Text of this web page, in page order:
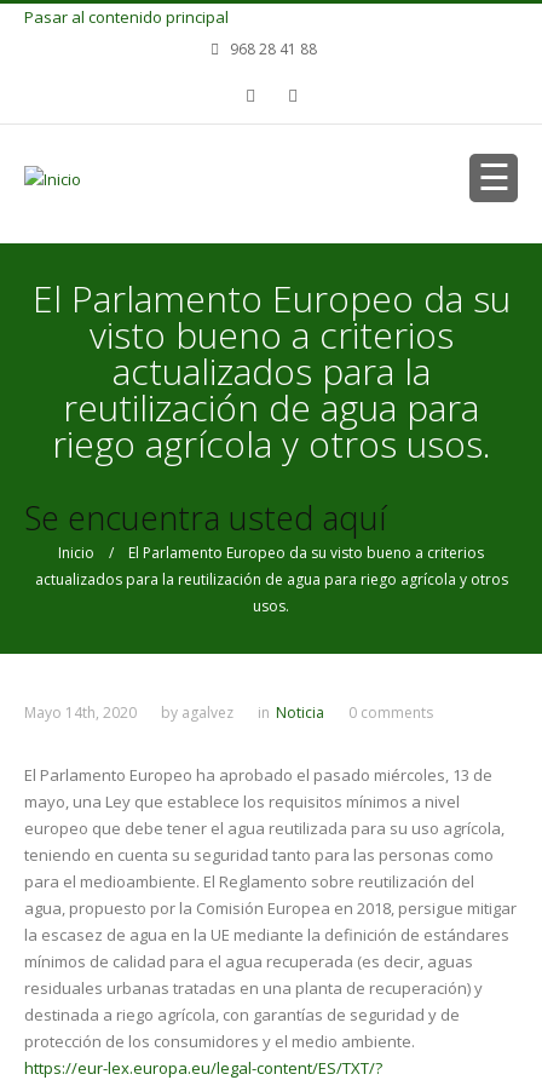
Pasar al contenido principal
968 28 41 88
El Parlamento Europeo da su
visto bueno a criterios
actualizados para la
reutilización de agua para
riego agrícola y otros usos.
Se encuentra usted aquí
Inicio / El Parlamento Europeo da su visto bueno a criterios
actualizados para la reutilización de agua para riego agrícola y otros
usos.
Mayo 14th, 2020 by agalvez in Noticia 0 comments
El Parlamento Europeo ha aprobado el pasado miércoles, 13 de
mayo, una Ley que establece los requisitos mínimos a nivel
europeo que debe tener el agua reutilizada para su uso agrícola,
teniendo en cuenta su seguridad tanto para las personas como
para el medioambiente. El Reglamento sobre reutilización del
agua, propuesto por la Comisión Europea en 2018, persigue mitigar
la escasez de agua en la UE mediante la definición de estándares
mínimos de calidad para el agua recuperada (es decir, aguas
residuales urbanas tratadas en una planta de recuperación) y
destinada a riego agrícola, con garantías de seguridad y de
protección de los consumidores y el medio ambiente.
https://eur-lex.europa.eu/legal-content/ES/TXT/?